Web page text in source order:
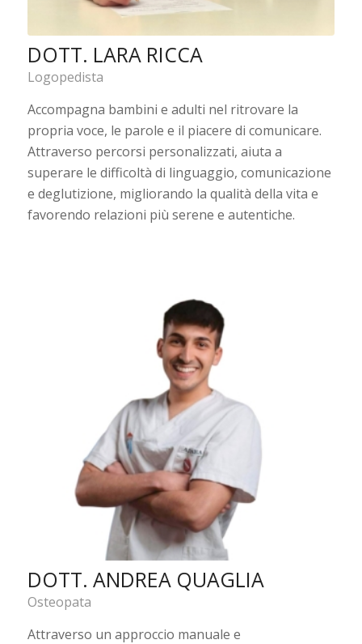
DOTT. LARA RICCA
Logopedista
Accompagna bambini e adulti nel ritrovare la
propria voce, le parole e il piacere di comunicare.
Attraverso percorsi personalizzati, aiuta a
superare le difficoltà di linguaggio, comunicazione
e deglutizione, migliorando la qualità della vita e
favorendo relazioni più serene e autentiche.
DOTT. ANDREA QUAGLIA
Osteopata
Attraverso un approccio manuale e